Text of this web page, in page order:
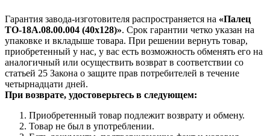
Гарантия завода-изготовителя распространяется на «Палец
ТО-18А.08.00.004 (40х128)». Срок гарантии четко указан на
упаковке и вкладыше товара. При решении вернуть товар,
приобретенный у нас, у вас есть возможность обменять его на
аналогичный или осуществить возврат в соответствии со
статьей 25 Закона о защите прав потребителей в течение
четырнадцати дней.
При возврате, удостоверьтесь в следующем:
Приобретенный товар подлежит возврату и обмену.
Товар не был в употреблении.